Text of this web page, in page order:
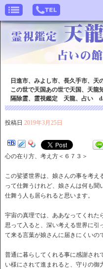
日進市、みよし市、長久手市、天
この世で天国あの世で天国、天龍
隔除霊、霊視鑑定 天龍、占い
投稿日 2019年3月25日
心の在り方、考え方＜６７３＞
この娑婆世界は、娘さんの事を考
って仕舞うけれど、娘さんは何も
仕舞う人も居られると思います。
宇宙の真理では、ああなってくれた
思って入ると、深い考える世界に引
て来る言葉が娘さんに届きにくいの
普通に暮らしてくれる事に感謝され
い様にされて進まれると、守りの御